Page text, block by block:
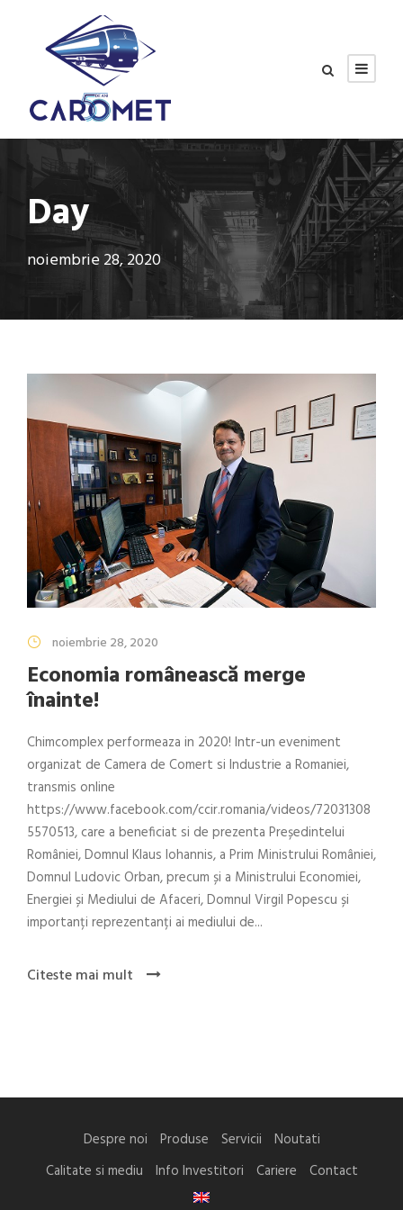
Day
noiembrie 28, 2020
noiembrie 28, 2020
Economia românească merge
înainte!
Chimcomplex performeaza in 2020! Intr-un eveniment
organizat de Camera de Comert si Industrie a Romaniei,
transmis online
https://www.facebook.com/ccir.romania/videos/72031308
5570513, care a beneficiat si de prezenta Președintelui
României, Domnul Klaus Iohannis, a Prim Ministrului României,
Domnul Ludovic Orban, precum și a Ministrului Economiei,
Energiei și Mediului de Afaceri, Domnul Virgil Popescu și
importanți reprezentanți ai mediului de...
Citeste mai mult
Despre noi Produse Servicii
Noutati
Calitate si mediu
Info Investitori Cariere Contact